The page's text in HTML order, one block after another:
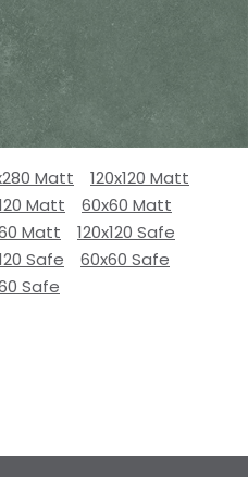
Matt
120x120 Matt
Matt
60x60 Matt
Matt
120x120 Safe
Safe
60x60 Safe
Safe